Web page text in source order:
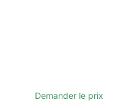
Demander le prix